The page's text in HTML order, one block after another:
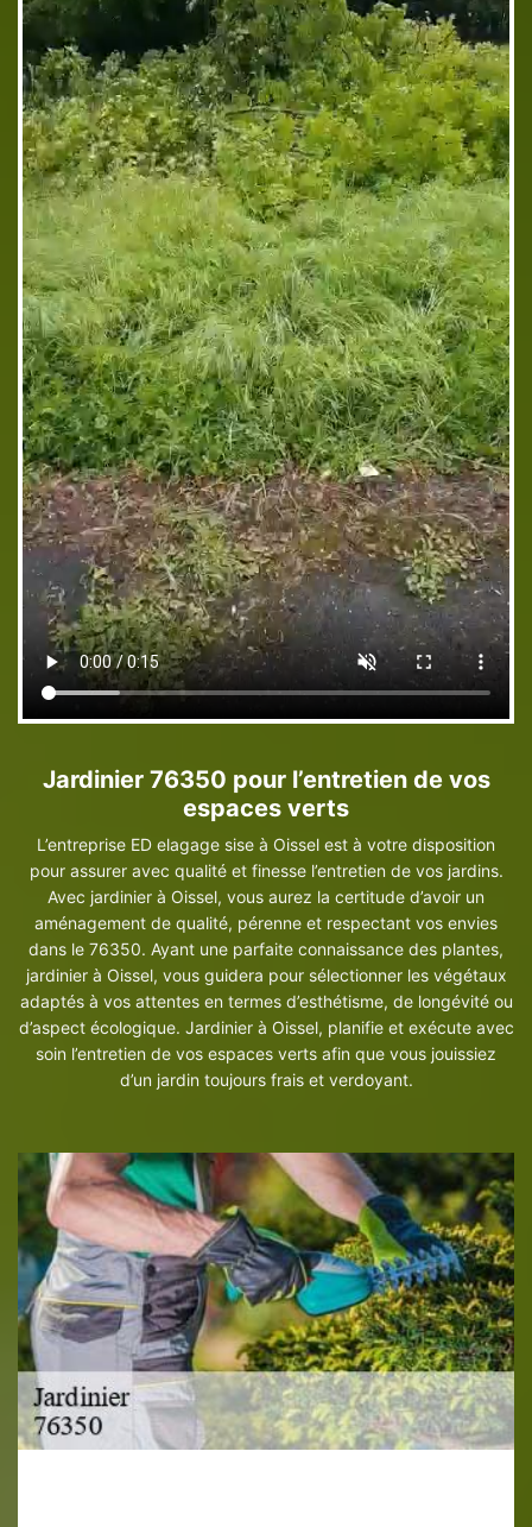
Jardinier 76350 pour l’entretien de vos
espaces verts
L’entreprise ED elagage sise à Oissel est à votre disposition
pour assurer avec qualité et finesse l’entretien de vos jardins.
Avec jardinier à Oissel, vous aurez la certitude d’avoir un
aménagement de qualité, pérenne et respectant vos envies
dans le 76350. Ayant une parfaite connaissance des plantes,
jardinier à Oissel, vous guidera pour sélectionner les végétaux
adaptés à vos attentes en termes d’esthétisme, de longévité ou
d’aspect écologique. Jardinier à Oissel, planifie et exécute avec
soin l’entretien de vos espaces verts afin que vous jouissiez
d’un jardin toujours frais et verdoyant.